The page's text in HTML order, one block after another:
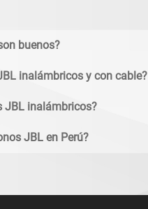
buenos?
inalámbricos y con cable?
JBL inalámbricos?
JBL en Perú?